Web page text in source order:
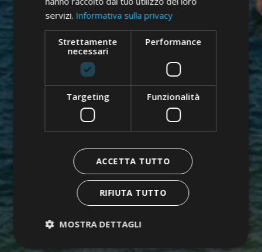
servizi. Informativa sulla privacy
Strettamente
necessari
Performance
Targeting Funzionalità
ACCETTA TUTTO
RIFIUTA TUTTO
MOSTRA DETTAGLI